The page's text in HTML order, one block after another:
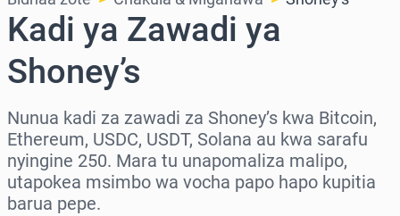
Kadi ya Zawadi ya
Shoney’s
Nunua kadi za zawadi za Shoney’s kwa Bitcoin,
Ethereum, USDC, USDT, Solana au kwa sarafu
nyingine 250. Mara tu unapomaliza malipo,
utapokea msimbo wa vocha papo hapo kupitia
barua pepe.